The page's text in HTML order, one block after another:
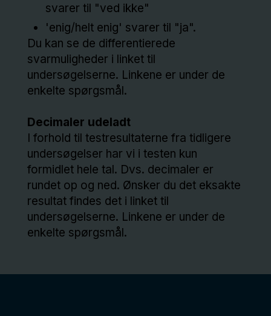
svarer til "ved ikke"
'enig/helt enig' svarer til "ja".
Du kan se de differentierede
svarmuligheder i linket til
undersøgelserne. Linkene er under de
enkelte spørgsmål.
Decimaler udeladt
I forhold til testresultaterne fra tidligere
undersøgelser har vi i testen kun
formidlet hele tal. Dvs. decimaler er
rundet op og ned. Ønsker du det eksakte
resultat findes det i linket til
undersøgelserne. Linkene er under de
enkelte spørgsmål.